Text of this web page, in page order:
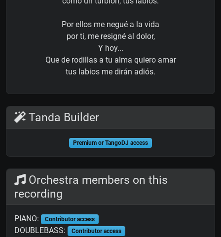
Por ellos me negué a la vida
por ti, me resigné al dolor,
Y hoy...
Que de rodillas a tu alma quiero amar
tus labios me dirán adiós.
Tanda Builder
Premium or TangoDJ access
Orchestra members on this
recording
PIANO: Contributor access
DOUBLEBASS: Contributor access